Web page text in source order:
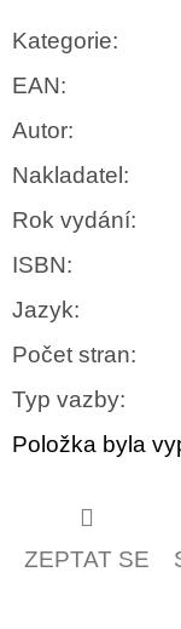
Kategorie:
EAN:
Autor:
Nakladatel :
Rok vydání:
ISBN:
Jazyk:
Počet stran:
Typ vazby:
Položka byla
ZEPTAT SE